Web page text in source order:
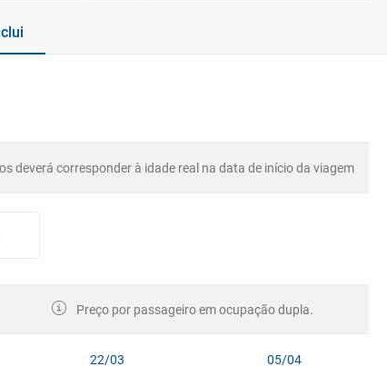
deverá corresponder à idade real na data de início da viagem
Preço por passageiro em ocupação dupla.
22/03 05/04